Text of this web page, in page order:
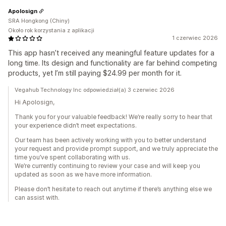
1 czerwiec 2026
This app hasn’t received any meaningful feature updates for a
long time. Its design and functionality are far behind competing
products, yet I’m still paying $24.99 per month for it.
Apolosign
SRA Hongkong (Chiny)
Około rok korzystania z aplikacji
Vegahub Technology Inc odpowiedział(a) 3 czerwiec 2026
Hi Apolosign,
Thank you for your valuable feedback! We’re really sorry to hear that
your experience didn’t meet expectations.
Our team has been actively working with you to better understand
your request and provide prompt support, and we truly appreciate the
time you’ve spent collaborating with us.
We’re currently continuing to review your case and will keep you
updated as soon as we have more information.
Please don’t hesitate to reach out anytime if there’s anything else we
can assist with.